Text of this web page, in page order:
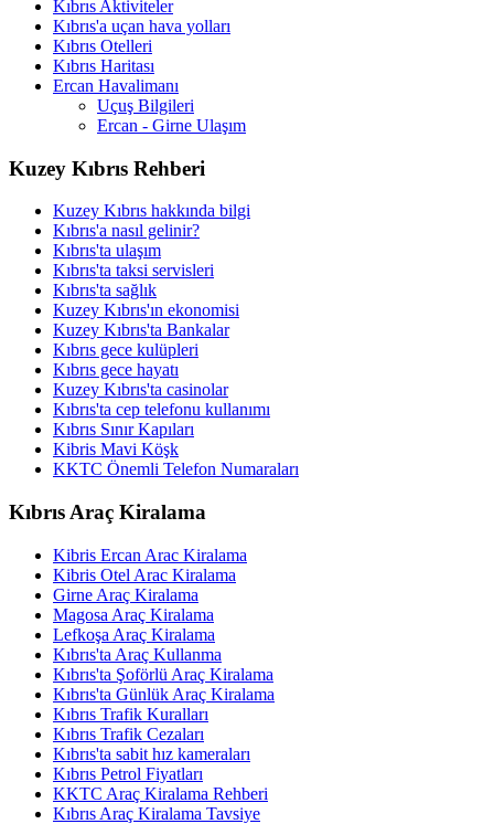
Kıbrıs Aktiviteler
Kıbrıs'a uçan hava yolları
Kıbrıs Otelleri
Kıbrıs Haritası
Ercan Havalimanı
Uçuş Bilgileri
Ercan - Girne Ulaşım
Kuzey Kıbrıs Rehberi
Kuzey Kıbrıs hakkında bilgi
Kıbrıs'a nasıl gelinir?
Kıbrıs'ta ulaşım
Kıbrıs'ta taksi servisleri
Kıbrıs'ta sağlık
Kuzey Kıbrıs'ın ekonomisi
Kuzey Kıbrıs'ta Bankalar
Kıbrıs gece kulüpleri
Kıbrıs gece hayatı
Kuzey Kıbrıs'ta casinolar
Kıbrıs'ta cep telefonu kullanımı
Kıbrıs Sınır Kapıları
Kibris Mavi Köşk
KKTC Önemli Telefon Numaraları
Kıbrıs Araç Kiralama
Kibris Ercan Arac Kiralama
Kibris Otel Arac Kiralama
Girne Araç Kiralama
Magosa Araç Kiralama
Lefkoşa Araç Kiralama
Kıbrıs'ta Araç Kullanma
Kıbrıs'ta Şoförlü Araç Kiralama
Kıbrıs'ta Günlük Araç Kiralama
Kıbrıs Trafik Kuralları
Kıbrıs Trafik Cezaları
Kıbrıs'ta sabit hız kameraları
Kıbrıs Petrol Fiyatları
KKTC Araç Kiralama Rehberi
Kıbrıs Araç Kiralama Tavsiye